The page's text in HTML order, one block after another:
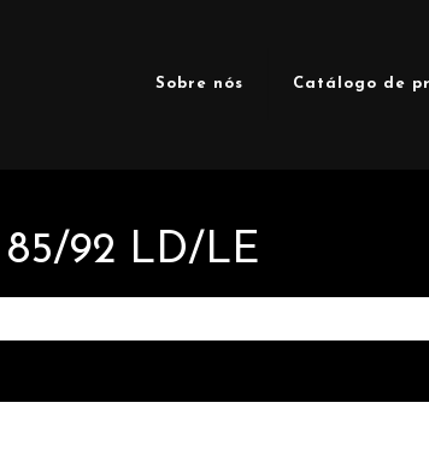
Sobre nós Catálogo de
92 LD/LE